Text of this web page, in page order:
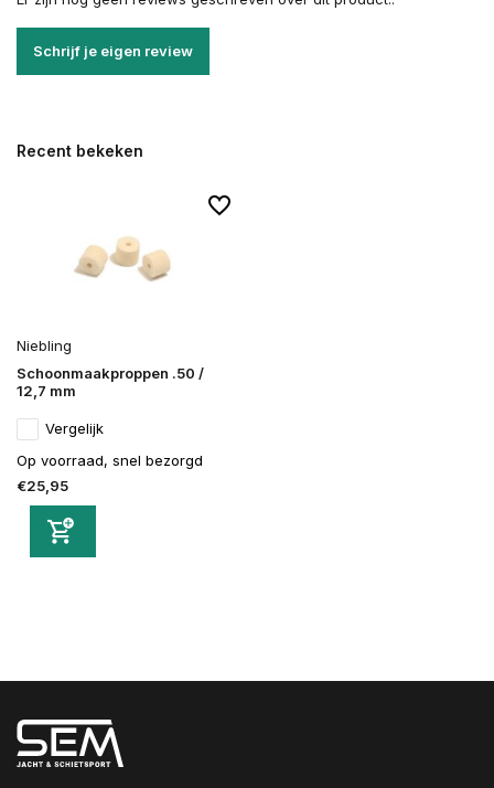
Schrijf je eigen review
Recent bekeken
Niebling
Schoonmaakproppen .50 /
12,7 mm
Vergelijk
Op voorraad, snel bezorgd
€25,95